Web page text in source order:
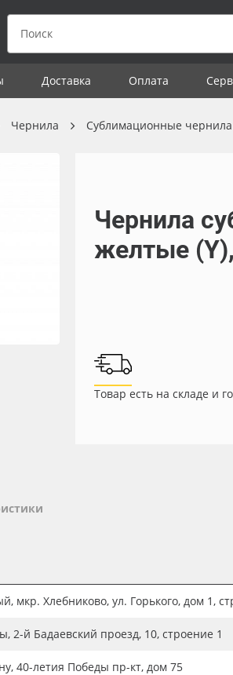
Доставка Оплата
Чернила Сублимационные чернила
Чернила
желтые
Товар есть на складе и
мкр. Хлебниково, ул. Горького, дом 1,
2-й Бадаевский проезд, 10, строение 1
40-летия Победы пр-кт, дом 75